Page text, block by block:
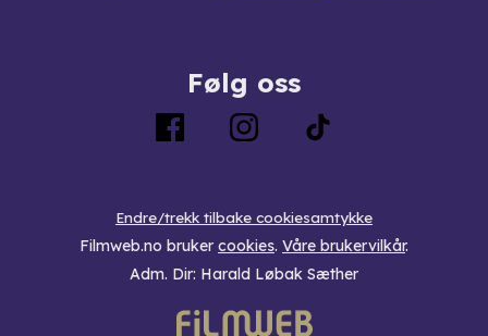
Følg oss
Endre/trekk tilbake cookiesamtykke
Filmweb.no bruker cookies. Våre brukervilkår.
Adm. Dir: Harald Løbak Sæther